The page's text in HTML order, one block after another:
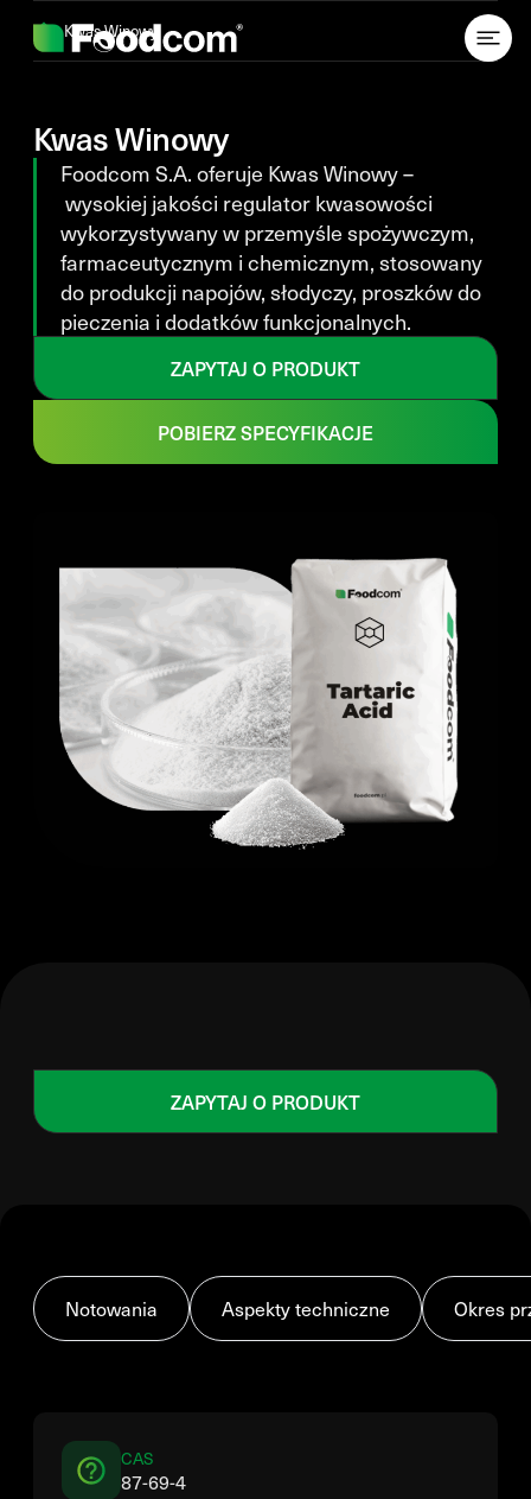
Kwas Winowy
Kwas Winowy
Foodcom S.A. oferuje Kwas Winowy –
wysokiej jakości regulator kwasowości
wykorzystywany w przemyśle spożywczym,
farmaceutycznym i chemicznym, stosowany
do produkcji napojów, słodyczy, proszków do
pieczenia i dodatków funkcjonalnych.
ZAPYTAJ O PRODUKT
POBIERZ SPECYFIKACJE
ZAPYTAJ O PRODUKT
Notowania Aspekty techniczne Okres
CAS
87-69-4